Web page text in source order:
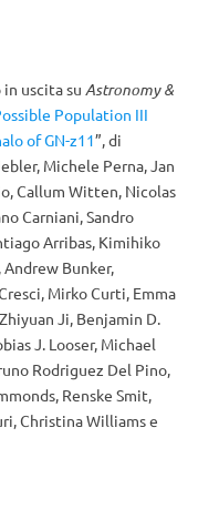
uscita su Astronomy &
Population III
of GN-z11”, di
Michele Perna, Jan
Callum Witten, Nicolas
Carniani, Sandro
Arribas, Kimihiko
Bunker,
Mirko Curti, Emma
Ji, Benjamin D.
J. Looser, Michael
Rodriguez Del Pino,
Renske Smit,
Christina Williams e